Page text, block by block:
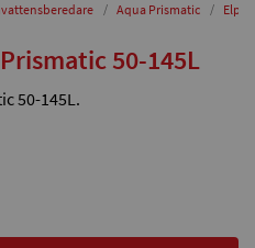
Aqua Prismatic
50-145L
50-145L.